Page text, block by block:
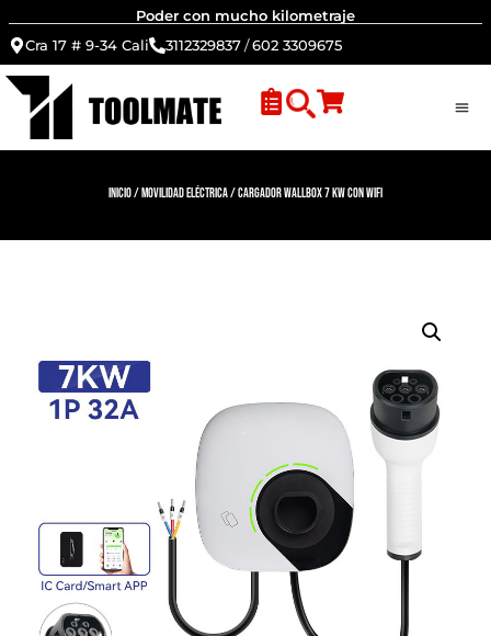
Poder con mucho kilometraje
Cra 17 # 9-34 Cali
3112329837/602 3309675
Inicio/ Movilidad Eléctrica/ Cargador Wallbox 7 kW con WiFi